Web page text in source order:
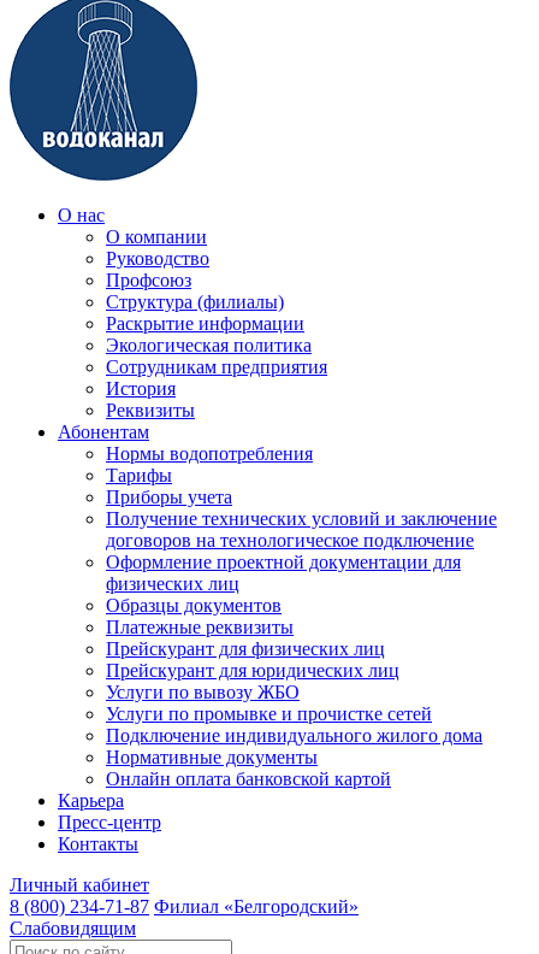
О нас
О компании
Руководство
Профсоюз
Структура (филиалы)
Раскрытие информации
Экологическая политика
Сотрудникам предприятия
История
Реквизиты
Абонентам
Нормы водопотребления
Тарифы
Приборы учета
Получение технических условий и заключение
договоров на технологическое подключение
Оформление проектной документации для
физических лиц
Образцы документов
Платежные реквизиты
Прейскурант для физических лиц
Прейскурант для юридических лиц
Услуги по вывозу ЖБО
Услуги по промывке и прочистке сетей
Подключение индивидуального жилого дома
Нормативные документы
Онлайн оплата банковской картой
Карьера
Пресс-центр
Контакты
Личный кабинет
8 (800) 234-71-87 Филиал «Белгородский»
Слабовидящим